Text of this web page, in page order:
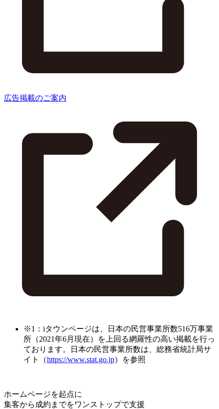
広告掲載のご案内
※1：iタウンページは、日本の民営事業所数516万事業
所（2021年6月現在）を上回る網羅性の高い掲載を行っ
ております。日本の民営事業所数は、総務省統計局サ
イト（https://www.stat.go.jp）を参照
ホームページを起点に
集客から成約までをワンストップで支援